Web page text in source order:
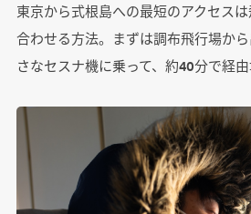
東京から式根島への最短のアクセス
合わせる方法。まずは調布飛行場か
さなセスナ機に乗って、約40分で経由